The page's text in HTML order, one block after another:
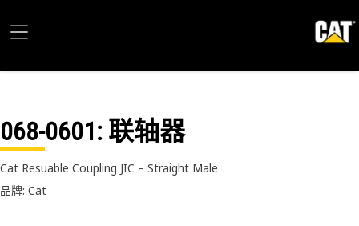
068-0601: 联轴器
Cat Resuable Coupling JIC – Straight Male
品牌: Cat